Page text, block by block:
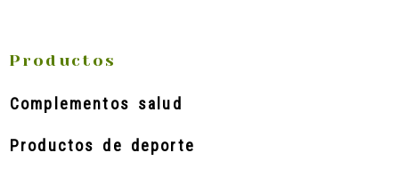
Productos
Complementos salud
Productos de deporte